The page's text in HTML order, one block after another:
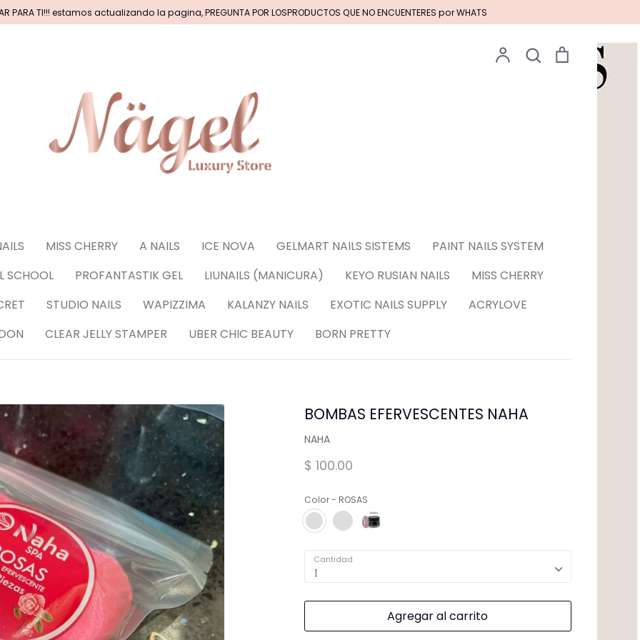
PARA TI!!! estamos actualizando la pagina, PREGUNTA POR LOSPRODUCTOS QUE NO ENCUENTERES por WHATS
Cuenta Buscar
DE ACRILICOS & GEL
PINCELES (por tipos)
BASICOS (primer, base, top, resinas)
Stickers & Tattoos para
uñas
Complementos para Mesa
MARCAS "STAMPING" Tintas y Gel para estampar
Carrito
MISS CHERRY A NAILS ICE NOVA GELMART NAILS SISTEMS
PAINT NAILS SYSTEM
SCHOOL PROFANTASTIK GEL LIUNAILS (MANICURA) KEYO RUSIAN NAILS
MISS CHERRY
STUDIO NAILS WAPIZZIMA KALANZY NAILS EXOTIC NAILS SUPPLY
ACRYLOVE
CLEAR JELLY STAMPER UBER CHIC BEAUTY BORN PRETTY
BOMBAS EFERVESCENTES NAHA
NAHA
$ 100.00
Color ROSAS
ROSAS
Cantidad
1
Agregar al carrito